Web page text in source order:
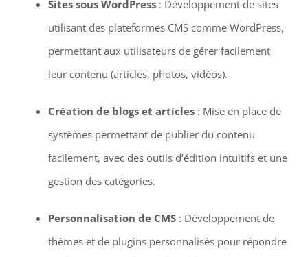
Sites sous WordPress: Développement de sites
utilisant des plateformes CMS comme WordPress,
permettant aux utilisateurs de gérer facilement
leur contenu (articles, photos, vidéos).
Création de blogs et articles: Mise en place de
systèmes permettant de publier du contenu
facilement, avec des outils d’édition intuitifs et une
gestion des catégories.
Personnalisation de CMS: Développement de
thèmes et de plugins personnalisés pour répondre